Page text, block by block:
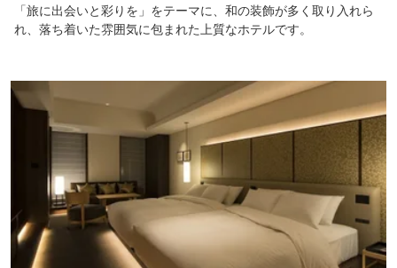
「旅に出会いと彩りを」をテーマに、和の装飾が多く取り入れら
れ、落ち着いた雰囲気に包まれた上質なホテルです。